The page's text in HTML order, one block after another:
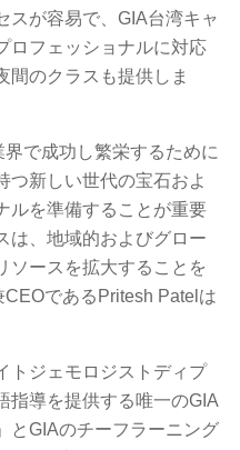
スが容易で、GIA台湾キャ
ロフェッショナルに対応
間のクラスも提供しま
界で成功し繁栄するために
つ新しい世代の宝石およ
ルを準備することが重要
は、地域的およびグロー
ソースを拡大することを
であるPritesh Patelは
トジェモロジストディプ
指導を提供する唯一のGIA
とGIAのチーフラーニング